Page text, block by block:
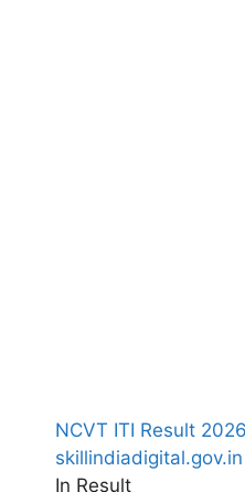
NCVT ITI Result
skillindiadigital.gov.in
In Result